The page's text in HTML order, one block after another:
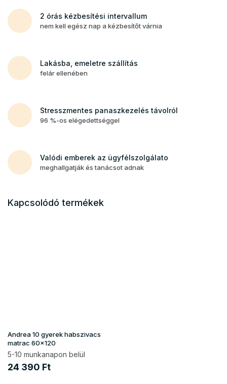
2 órás kézbesítési intervallum
nem kell egész nap a kézbesítőt várnia
Lakásba, emeletre szállítás
felár ellenében
Stresszmentes panaszkezelés távolról
96 %-os elégedettséggel
Valódi emberek az ügyfélszolgálato
meghallgatják és tanácsot adnak
Kapcsolódó termékek
Andrea 10 gyerek habszivacs
matrac 60x120
5-10 munkanapon belül
24 390 Ft